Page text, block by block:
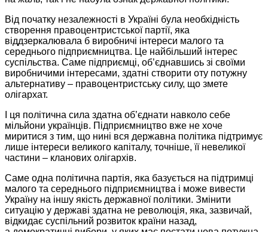
Від початку незалежності в Україні була необхідність
створення правоцентристської партії, яка
віддзеркалювала б виробничі інтереси малого та
середнього підприємництва. Це найбільший інтерес
суспільства. Саме підприємці, об’єднавшись зі своїми
виробничими інтересами, здатні створити оту потужну
альтернативу – правоцентристську силу, що змете
олігархат.
І ця політична сила здатна об’єднати навколо себе
мільйони українців. Підприємництво вже не хоче
миритися з тим, що нині вся державна політика підтримує
лише інтереси великого капіталу, точніше, її невеликої
частини – кланових олігархів.
Саме одна політична партія, яка базується на підтримці
малого та середнього підприємництва і може вивести
Україну на іншу якість державної політики. Змінити
ситуацію у державі здатна не революція, яка, зазвичай,
відкидає суспільний розвиток країни назад,